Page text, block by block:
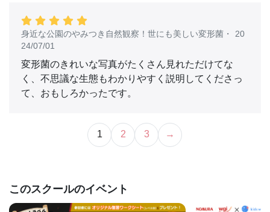
身近な公園のやみつき自然観察！世にも美しい変形菌 ・ 20
24/07/01
変形菌のきれいな写真がたくさん見れただけてな
く、不思議な生態もわかりやすく説明してくださっ
て、おもしろかったです。
1 2 3 →
このスクールのイベント